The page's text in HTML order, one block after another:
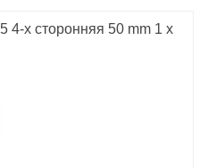
4-х сторонняя 50 mm 1 x